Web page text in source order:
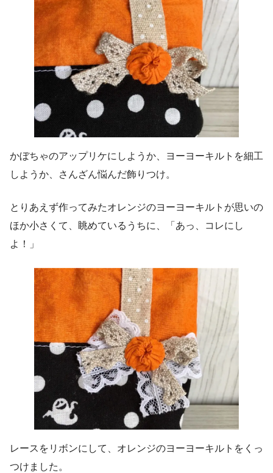
かぼちゃのアップリケにしようか、ヨーヨーキルトを細工
しようか、さんざん悩んだ飾りつけ。
とりあえず作ってみたオレンジのヨーヨーキルトが思いの
ほか小さくて、眺めているうちに、「あっ、コレにし
よ！」
レースをリボンにして、オレンジのヨーヨーキルトをくっ
つけました。